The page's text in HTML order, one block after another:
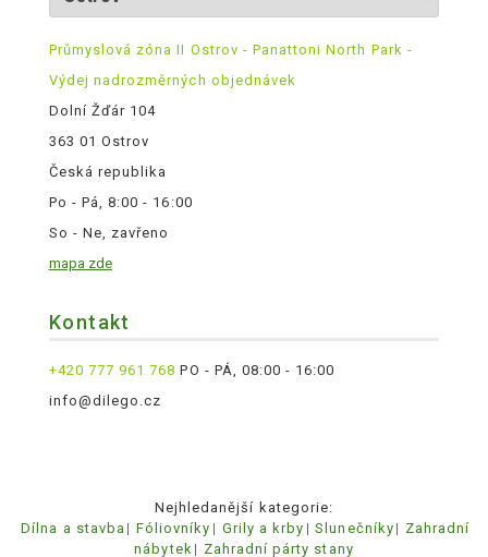
Průmyslová zóna II Ostrov - Panattoni North Park -
Výdej nadrozměrných objednávek
Dolní Žďár 104
363 01 Ostrov
Česká republika
Po - Pá, 8:00 - 16:00
So - Ne, zavřeno
mapa zde
Kontakt
+420 777 961 768 PO - PÁ, 08:00 - 16:00
info@dilego.cz
Nejhledanější kategorie:
Dílna a stavba
Fóliovníky Grily a krby Slunečníky
Zahradní
nábytek
Zahradní párty stany